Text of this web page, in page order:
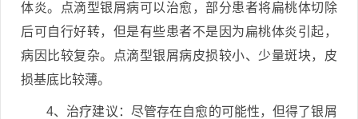
体炎。点滴型银屑病可以治愈，部分患者将扁桃体切除
后可自行好转，但是有些患者不是因为扁桃体炎引起，
病因比较复杂。点滴型银屑病皮损较小、少量斑块，皮
损基底比较薄。
4、治疗建议：尽管存在自愈的可能性，但得了银屑